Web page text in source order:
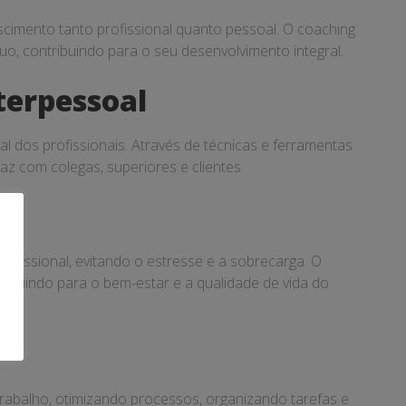
tanto profissional quanto pessoal. O coaching
contribuindo para o seu desenvolvimento integral.
dos profissionais. Através de técnicas e ferramentas
com colegas, superiores e clientes.
evitando o estresse e a sobrecarga. O
para o bem-estar e a qualidade de vida do
otimizando processos, organizando tarefas e